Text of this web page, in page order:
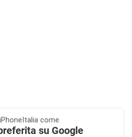
iPhoneItalia come
su Google